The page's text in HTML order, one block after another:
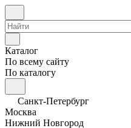
Каталог
По всему сайту
По каталогу
Санкт-Петербург
Москва
Нижний Новгород